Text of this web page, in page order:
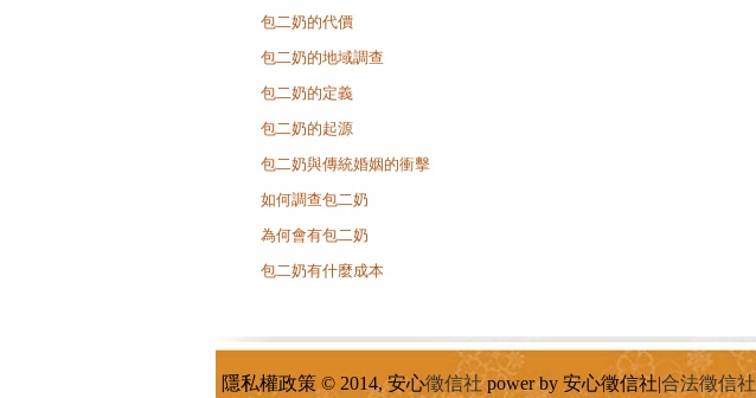
包二奶的代價
包二奶的地域調查
包二奶的定義
包二奶的起源
包二奶與傳統婚姻的衝擊
如何調查包二奶
為何會有包二奶
包二奶有什麼成本
隱私權政策 © 2014, 安心徵信社power by 安心徵信社|合法徵信社